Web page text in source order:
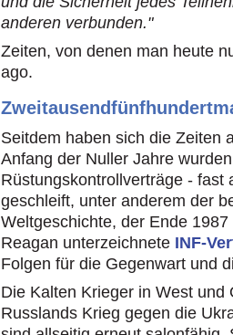
anderen verbunden."
Zeiten, von denen man heute
ago.
Seitdem haben sich die Zeiten
Anfang der Nuller Jahre
Rüstungskontrollverträge - fast
geschleift, unter anderem der
Weltgeschichte, der Ende
Reagan unterzeichnete INF-
Folgen für die Gegenwart und
Die Kalten Krieger in West
Russlands Krieg gegen die